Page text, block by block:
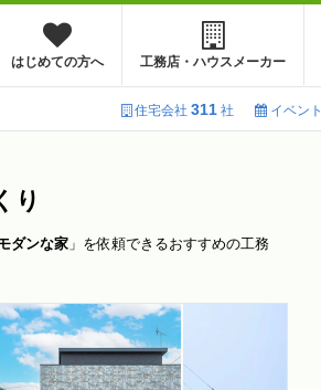
はじめての方へ 工務店・ハウスメーカー
住宅会社 311 社 イベント
り
ダンな家 」を依頼できるおすすめの工務